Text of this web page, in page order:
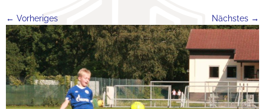
← Vorheriges Nächstes →